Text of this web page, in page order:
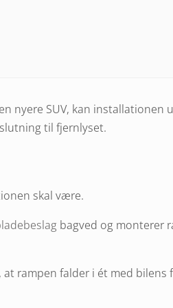
nyere SUV, kan installationen
til fjernlyset.
skal være.
bagved og monterer
rampen falder i ét med